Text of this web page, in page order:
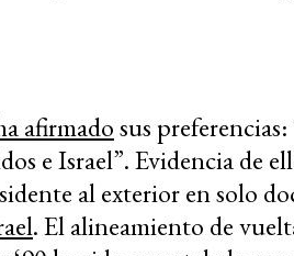
afirmadosus
e Israel”. Evidencia de
al exterior en solo
. El alineamiento de